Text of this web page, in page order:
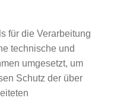
für die Verarbeitung
technische und
umgesetzt, um
Schutz der über